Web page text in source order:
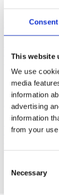
Consent
This website
We use
media
information
advertising
information
from your
Selection
Necessary
Hur lyckas ni
kunddata Berika
fram likheter
Data till frukost
Uppdatering 16
Map – Data